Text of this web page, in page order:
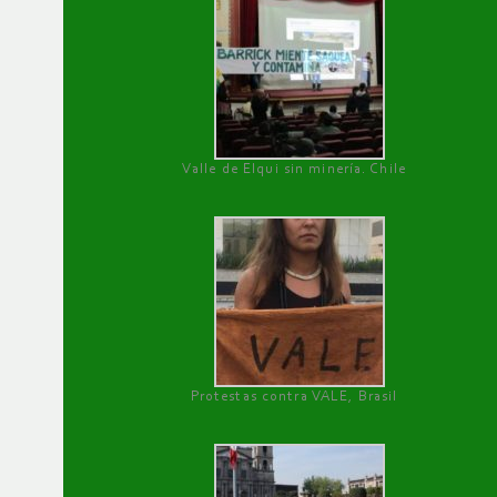
Valle de Elqui sin minería. Chile
Protestas contra VALE, Brasil